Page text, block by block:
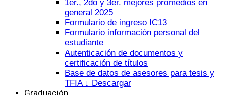
1er., 2do y 3er. mejores promedios en
general 2025
Formulario de ingreso IC13
Formulario información personal del
estudiante
Autenticación de documentos y
certificación de títulos
Base de datos de asesores para tesis y
TFIA ↓ Descargar
Graduación